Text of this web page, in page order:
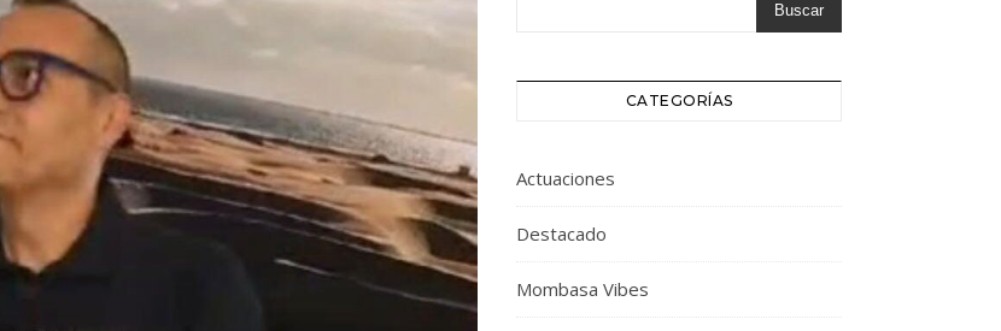
Buscar
CATEGORÍAS
Actuaciones
Destacado
Mombasa Vibes